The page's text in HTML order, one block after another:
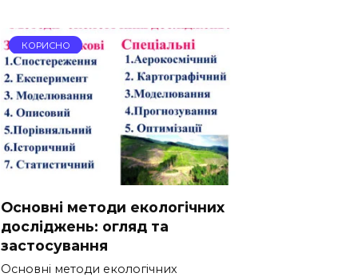
КОРИСНО
Основні методи екологічних
досліджень: огляд та
застосування
Основні методи екологічних